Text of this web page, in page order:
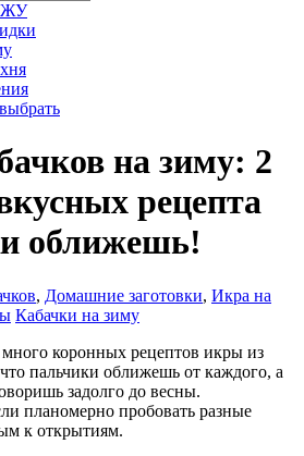
на зиму: 2
рецепта
оближешь!
, Домашние заготовки, Икра на
Кабачки на зиму
коронных рецептов икры из
пальчики оближешь от каждого, а
задолго до весны.
планомерно пробовать разные
к открытиям.